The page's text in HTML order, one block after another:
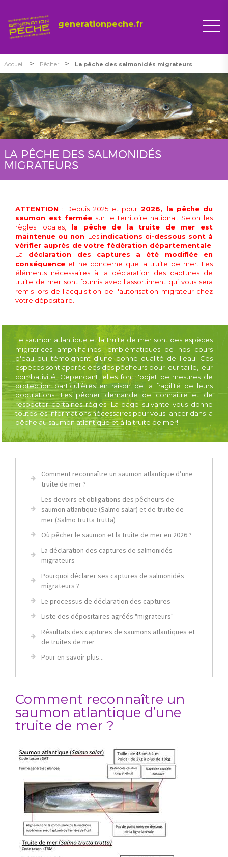
generationpeche.fr
Accueil > Pêcher > La pêche des salmonidés migrateurs
LA PÊCHE DES SALMONIDÉS
MIGRATEURS
ATTENTION : Depuis 2025 et pour 2026, la pêche du
saumon est fermée sur le territoire national. Selon les
règles locales,
la pêche de la truite de mer est
maintenue ou non Les indications ci-dessous sont à
vérifier auprès de votre fédération départementale
La déclaration des captures a été modifiée en
conséquence et ne concerne que la truite de mer. Les
éléments nécessaires à la déclaration des captures de
truite de mer sont fournis avec l'assortiment qui vous sera
remis lors de l'acquisition de l'autorisation migrateur chez
votre dépositaire.
Le saumon atlantique et la truite de mer sont des espèces
migratrices amphihalines1emblématiques de nos cours
d'eau qui témoignent d'une bonne qualité de l'eau. Ces
espèces sont appréciées des pêcheurs pour leur taille, leur
combativité. Cependant, elles font l'objet de mesures de
protection particulières en raison de la fragilité de leurs
populations. Les pêcher demande de connaitre et de
respecter certaines règles. La page suivante vous donne
toutes les informations nécessaires pour vous lancer dans la
pêche au saumon atlantique et à la truite de mer!
Comment reconnaître un saumon atlantique d’une
truite de mer ?
Les devoirs et obligations des pêcheurs de
saumon atlantique (Salmo salar) et de truite de
mer (Salmo trutta trutta)
Où pêcher le saumon et la truite de mer en 2026 ?
La déclaration des captures de salmonidés
migrateurs
Pourquoi déclarer ses captures de salmonidés
migrateurs ?
Le processus de déclaration des captures
Liste des dépositaires agréés "migrateurs"
Résultats des captures de saumons atlantiques et
de truites de mer
Pour en savoir plus...
Comment reconnaître un
saumon atlantique d’une
truite de mer ?